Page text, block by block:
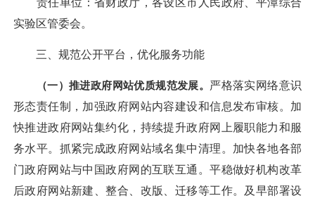
实验区管委会。
三、规范公开平台，优化服务功能
（一）推进政府网站优质规范发展。 严格落实网络意识
形态责任制，加强政府网站内容建设和信息发布审核。加
快推进政府网站集约化，持续提升政府网上履职能力和服
务水平。抓紧完成政府网站域名集中清理。加快各地各部
门政府网站与中国政府网的互联互通。平稳做好机构改革
后政府网站新建、整合、改版、迁移等工作。及早部署设